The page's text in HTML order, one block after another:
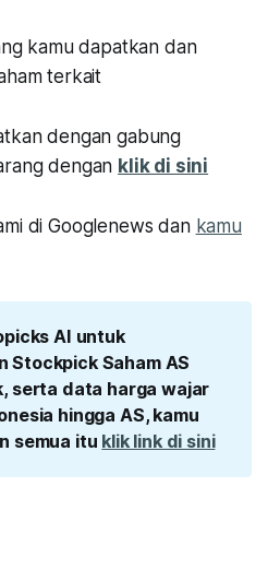
kamu dapatkan dan
terkait
dengan gabung
dengan klik di sini
di Googlenews dan kamu
AI untuk
Stockpick Saham AS
serta data harga wajar
hingga AS, kamu
semua itu klik link di sini